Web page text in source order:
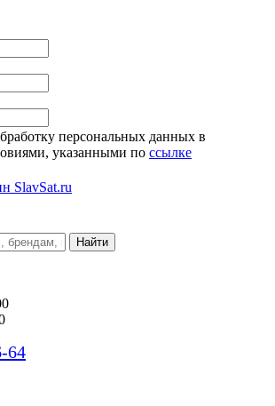
персональных данных в
указанными по ссылке
64